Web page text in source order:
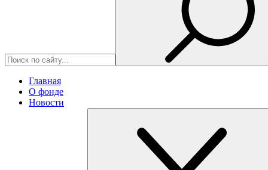
Главная
О фонде
Новости